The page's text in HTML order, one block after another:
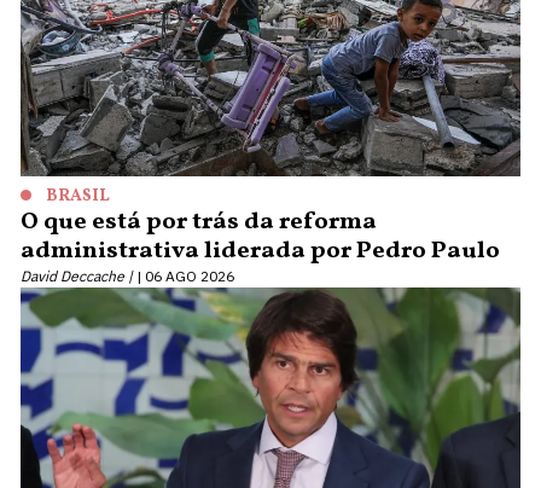
BRASIL
O que está por trás da reforma
administrativa liderada por Pedro Paulo
David Deccache | 06 AGO 2026